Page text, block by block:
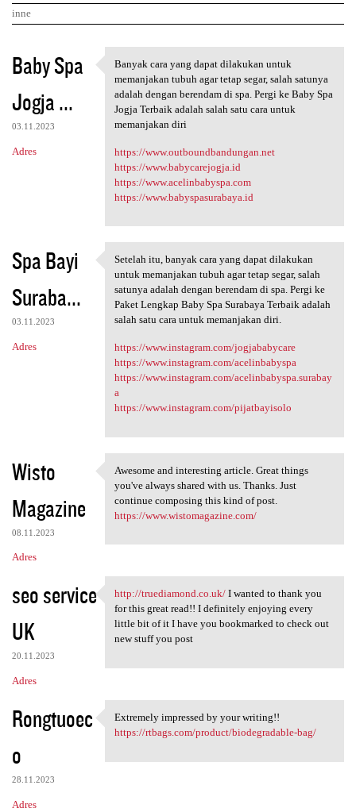
inne
K
o
m
e
n
e
Baby Spa
Jogja ...
03.11.2023
Adres
Banyak cara yang dapat
Banyak cara yang dapat dilakukan untuk
memanjakan tubuh agar tetap segar, salah satunya
adalah dengan berendam di spa. Pergi ke Baby Spa
Jogja Terbaik adalah salah satu cara untuk
memanjakan diri
https://www.outboundbandungan.net
https://www.babycarejogja.id
https://www.acelinbabyspa.com
https://www.babyspasurabaya.id
Spa Bayi
Suraba...
03.11.2023
Adres
Setelah itu, banyak cara yang
Setelah itu, banyak cara yang dapat dilakukan
untuk memanjakan tubuh agar tetap segar, salah
satunya adalah dengan berendam di spa. Pergi ke
Paket Lengkap Baby Spa Surabaya Terbaik adalah
salah satu cara untuk memanjakan diri.
https://www.instagram.com/jogjababycare
https://www.instagram.com/acelinbabyspa
https://www.instagram.com/acelinbabyspa.surabay
a
https://www.instagram.com/pijatbayisolo
Wisto
Magazine
08.11.2023
Adres
Awesome and interesting
Awesome and interesting article. Great things
you've always shared with us. Thanks. Just
continue composing this kind of post.
https://www.wistomagazine.com/
seo service
UK
20.11.2023
Adres
http://truediamond.co.uk/ I
http://truediamond.co.uk/I wanted to thank you
for this great read!! I definitely enjoying every
little bit of it I have you bookmarked to check out
new stuff you post
Rongtuoec
o
28.11.2023
Adres
Extremely impressed by your
Extremely impressed by your writing!!
https://rtbags.com/product/biodegradable-bag/